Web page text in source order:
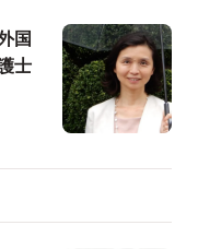
国
士